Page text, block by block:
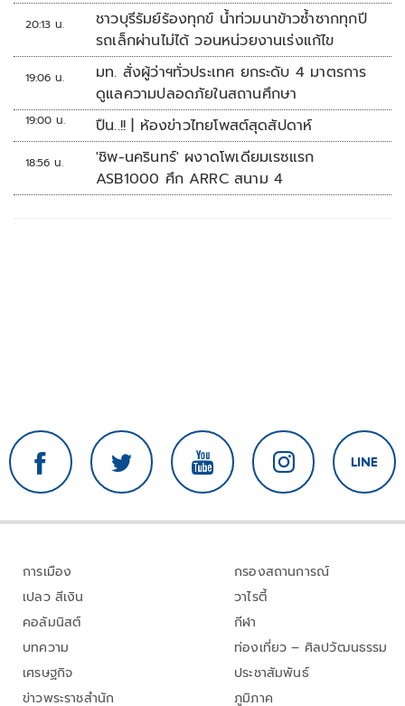
20:13 น.
ชาวบุรีรัมย์ร้องทุกข์ น้ำท่วมนาข้าวซ้ำซากทุกปี
รถเล็กผ่านไม่ได้ วอนหน่วยงานเร่งแก้ไข
19:06 น.
มท. สั่งผู้ว่าฯทั่วประเทศ ยกระดับ 4 มาตรการ
ดูแลความปลอดภัยในสถานศึกษา
19:00 น. ปืน..!! | ห้องข่าวไทยโพสต์สุดสัปดาห์
18:56 น.
'ชิพ-นครินทร์' ผงาดโพเดียมเรซแรก
ASB1000 ศึก ARRC สนาม 4
การเมือง
เปลว สีเงิน
คอลัมนิสต์
บทความ
เศรษฐกิจ
ข่าวพระราชสำนัก
กรองสถานการณ์
วาไรตี้
กีฬา
ท่องเที่ยว – ศิลปวัฒนธรรม
ประชาสัมพันธ์
ภูมิภาค